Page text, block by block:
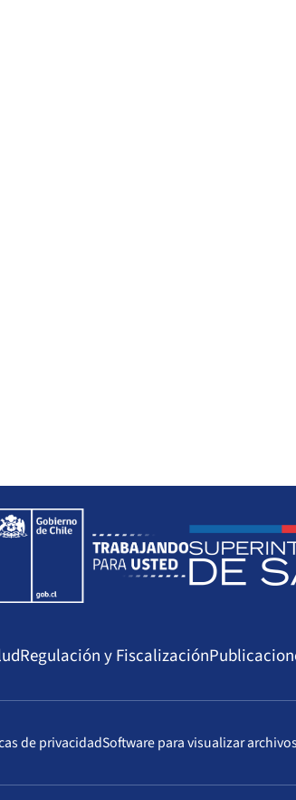
Regulación y Fiscalización
de privacidadSoftware para visualizar archivos